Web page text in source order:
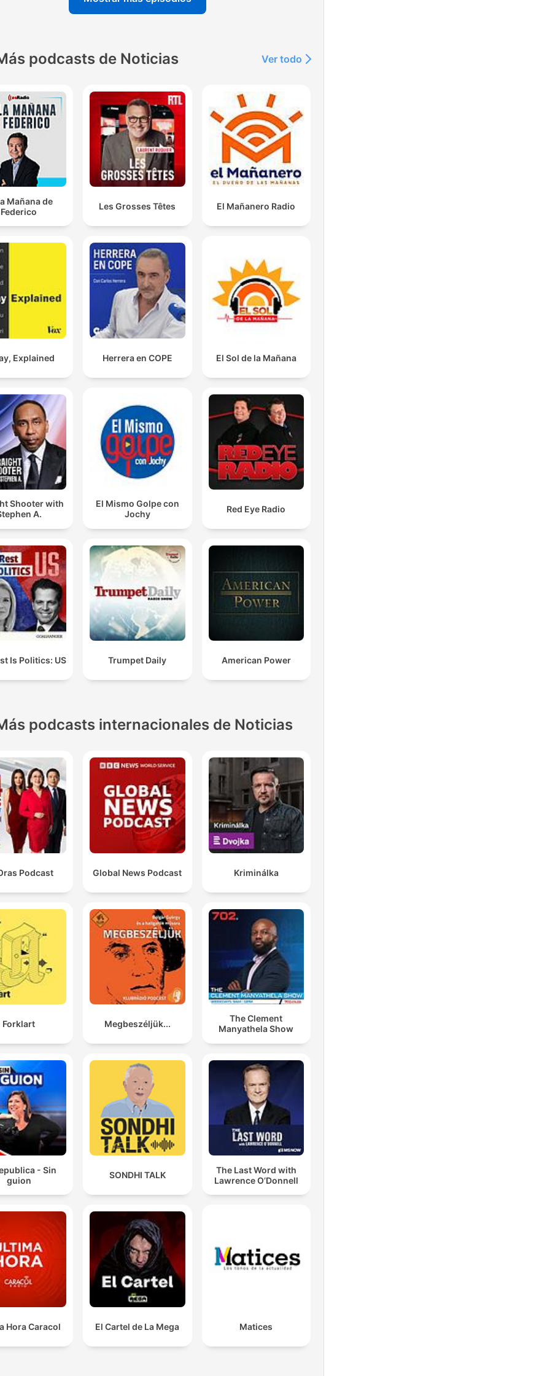
podcasts de Noticias Ver todo
Mañana de
Federico
Les Grosses Têtes El Mañanero Radio
Explained Herrera en COPE El Sol de la Mañana
Shooter with
A.
El Mismo Golpe con
Jochy
Red Eye Radio
Is Politics: US Trumpet Daily American Power
podcasts internacionales de Noticias
Podcast Global News Podcast Kriminálka
Forklart Megbeszéljük...
The Clement
Manyathela Show
- Sin
guion
SONDHI TALK
The Last Word with
Lawrence O’Donnell
Hora Caracol El Cartel de La Mega Matices